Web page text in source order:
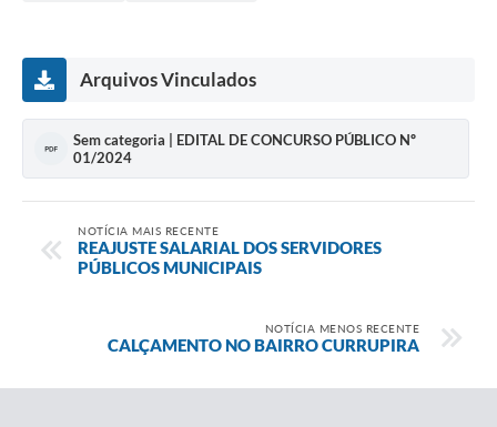
Arquivos Vinculados
Sem categoria | EDITAL DE CONCURSO PÚBLICO Nº
01/2024
NOTÍCIA MAIS RECENTE
REAJUSTE SALARIAL DOS SERVIDORES
PÚBLICOS MUNICIPAIS
NOTÍCIA MENOS RECENTE
CALÇAMENTO NO BAIRRO CURRUPIRA